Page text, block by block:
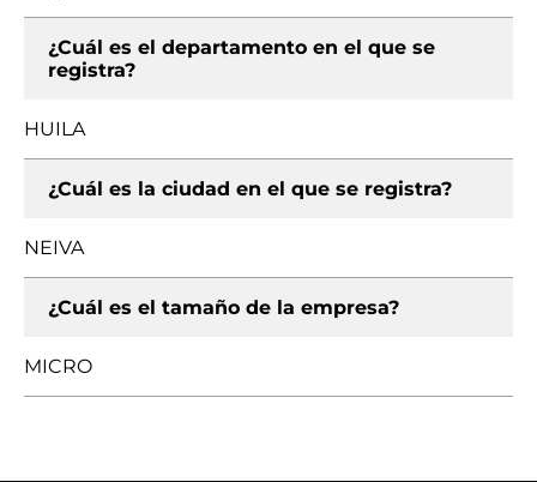
¿Cuál es el departamento en el que se
registra?
HUILA
¿Cuál es la ciudad en el que se registra?
NEIVA
¿Cuál es el tamaño de la empresa?
MICRO